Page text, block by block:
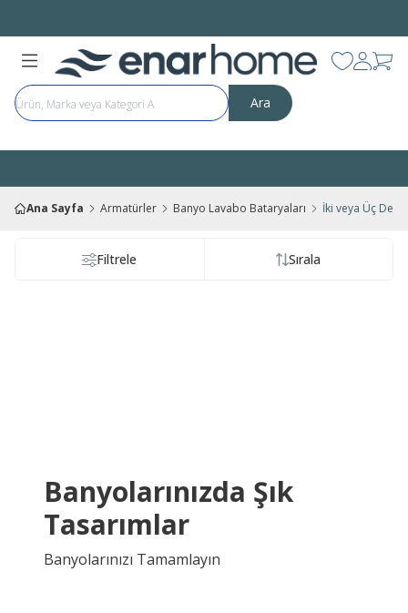
Ara
Favorilerim
Ana Sayfa Armatürler Banyo Lavabo Bataryaları İki veya Üç
Filtrele Sırala
Banyolarınızda Şık
Tasarımlar
Banyolarınızı Tamamlayın